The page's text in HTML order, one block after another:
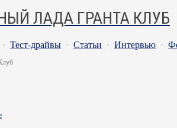
ЛАДА ГРАНТА КЛУБ
· Тест-драйвы · Статьи · Интервью ·